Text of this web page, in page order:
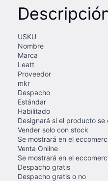
USKU
Nombre
Marca
Leatt
Proveedor
mkr
Despacho
Estándar
Habilitado
Designará si el producto
Vender solo con stock
Se mostrará en el
Venta Online
Se mostrará en el
Despacho gratis
Despacho gratis o no